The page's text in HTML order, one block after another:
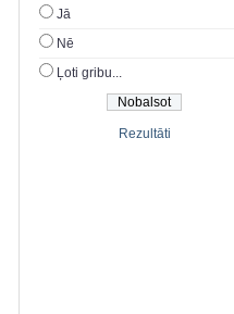
Jā
Nē
Ļoti gribu...
Rezultāti